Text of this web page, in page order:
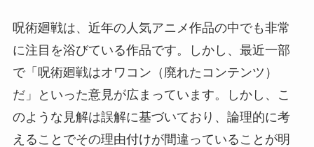
呪術廻戦は、近年の人気アニメ作品の中でも非常
に注目を浴びている作品です。しかし、最近一部
で「呪術廻戦はオワコン（廃れたコンテンツ）
だ」といった意見が広まっています。しかし、こ
のような見解は誤解に基づいており、論理的に考
えることでその理由付けが間違っていることが明